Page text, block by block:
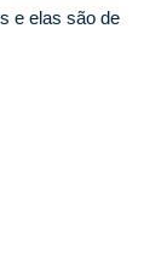
e elas são de